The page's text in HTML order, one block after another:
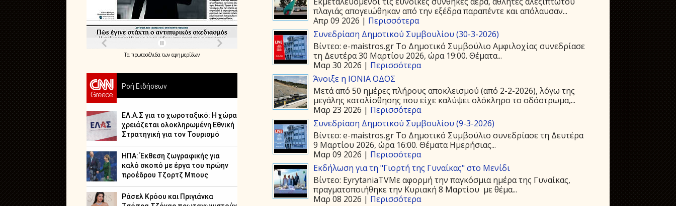
πλαγιάς απογειώθηκαν από την εξέδρα παραπέντε και απόλαυσαν...
Απρ 09 2026 | Περισσότερα
Συνεδρίαση Δημοτικού Συμβουλίου (30-3-2026)
Βίντεο: e-maistros.gr Το Δημοτικό Συμβούλιο Αμφιλοχίας συνεδρίασε
τη Δευτέρα 30 Μαρτίου 2026, ώρα 19:00. Θέματα...
Μαρ 30 2026 | Περισσότερα
Άνοιξε η ΙΟΝΙΑ ΟΔΟΣ
Μετά από 50 ημέρες πλήρους αποκλεισμού (από 2-2-2026), λόγω της
μεγάλης κατολίσθησης που είχε καλύψει ολόκληρο το οδόστρωμα,...
Μαρ 23 2026 | Περισσότερα
Συνεδρίαση Δημοτικού Συμβουλίου (9-3-2026)
Βίντεο: e-maistros.gr Το Δημοτικό Συμβούλιο συνεδρίασε τη Δευτέρα
9 Μαρτίου 2026, ώρα 16:00. Θέματα Ημερήσιας...
Μαρ 09 2026 | Περισσότερα
Εκδήλωση για τη "Γιορτή της Γυναίκας" στο Μενίδι
Βίντεο: EyrytaniaTVΜε αφορμή την παγκόσμια ημέρα της Γυναίκας,
πραγματοποιήθηκε την Κυριακή 8 Μαρτίου με θέμα...
Μαρ 08 2026 | Περισσότερα
Τα πρωτοσέλιδατων εφημερίδων